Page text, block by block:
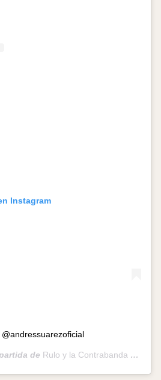
Instagram
de Rulo y la Contrabanda